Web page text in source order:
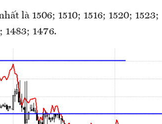
là 1506; 1510; 1516; 1520; 1523;
1483; 1476.